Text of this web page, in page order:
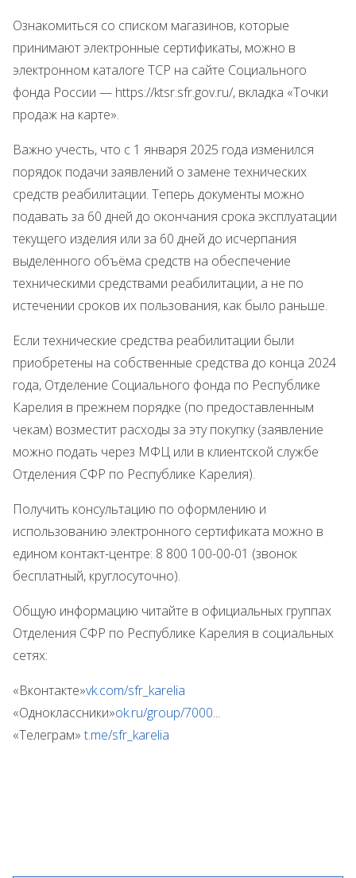
Ознакомиться со списком магазинов, которые
принимают электронные сертификаты, можно в
электронном каталоге ТСР на сайте Социального
фонда России — https://ktsr.sfr.gov.ru/, вкладка «Точки
продаж на карте».
Важно учесть, что с 1 января 2025 года изменился
порядок подачи заявлений о замене технических
средств реабилитации. Теперь документы можно
подавать за 60 дней до окончания срока эксплуатации
текущего изделия или за 60 дней до исчерпания
выделенного объёма средств на обеспечение
техническими средствами реабилитации, а не по
истечении сроков их пользования, как было раньше.
Если технические средства реабилитации были
приобретены на собственные средства до конца 2024
года, Отделение Социального фонда по Республике
Карелия в прежнем порядке (по предоставленным
чекам) возместит расходы за эту покупку (заявление
можно подать через МФЦ или в клиентской службе
Отделения СФР по Республике Карелия).
Получить консультацию по оформлению и
использованию электронного сертификата можно в
едином контакт-центре: 8 800 100-00-01 (звонок
бесплатный, круглосуточно).
Общую информацию читайте в официальных группах
Отделения СФР по Республике Карелия в социальных
сетях:
«Вконтакте»vk.com/sfr_karelia
«Одноклассники»ok.ru/group/7000...
«Телеграм» t.me/sfr_karelia